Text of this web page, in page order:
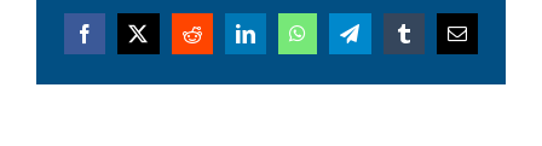
Facebook
X RedditLinkedInWhatsAppTelegramTumblrEmail